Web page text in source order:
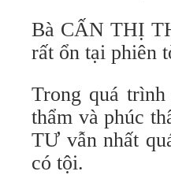
Bà CẤN THỊ
rất ổn tại phiên
Trong quá
thẩm và phúc
TƯ vẫn nhất
có tội.